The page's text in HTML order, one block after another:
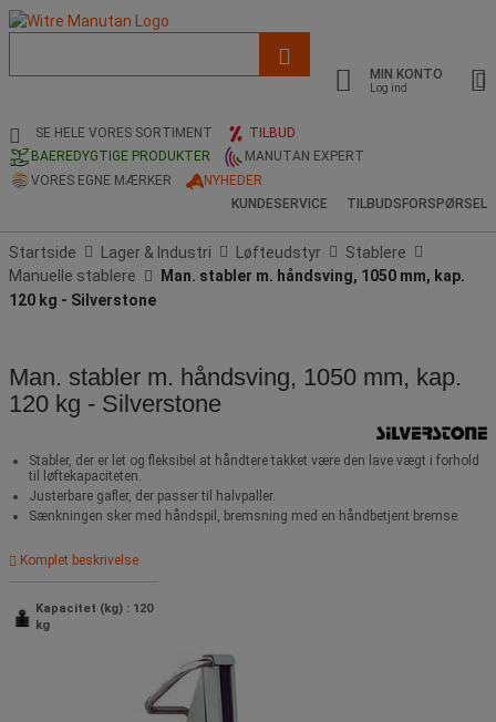
og
søgehistorik
MIN KONTO
Log ind
SE HELE VORES SORTIMENT
TILBUD
BAEREDYGTIGE PRODUKTER
MANUTAN EXPERT
VORES EGNE MÆRKER
NYHEDER
KUNDESERVICE
TILBUDSFORSPØRSEL
Startside Lager & Industri Løfteudstyr
Stablere
Manuelle stablere
Man. stabler m. håndsving, 1050 mm, kap.
120 kg - Silverstone
Man. stabler m. håndsving, 1050 mm, kap.
120 kg - Silverstone
Stabler, der er let og fleksibel at håndtere takket være den lave vægt i forhold
til løftekapaciteten.
Justerbare gafler, der passer til halvpaller.
Sænkningen sker med håndspil, bremsning med en håndbetjent bremse.
Komplet beskrivelse
Kapacitet (kg) : 120
kg